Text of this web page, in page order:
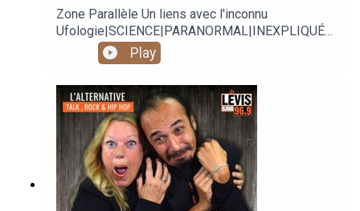
Zone Parallèle Un liens avec l'inconnu
Ufologie|SCIENCE|PARANORMAL|INEXPLIQUÉ
Animé par Carole Lauzé, SteveZ
https://www.facebook.com/zoneparallele
https://www.facebook.com/SteveZ582
https://www.zoneparallele.com/
https://twitter.com/zoneparallele
https://www.youtube.com/@zoneparallele
Play